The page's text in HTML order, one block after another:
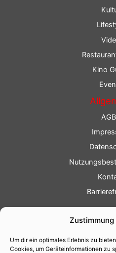
Um dir ein optimales Erlebnis zu
Cookies, um Geräteinformationen zu
Kino